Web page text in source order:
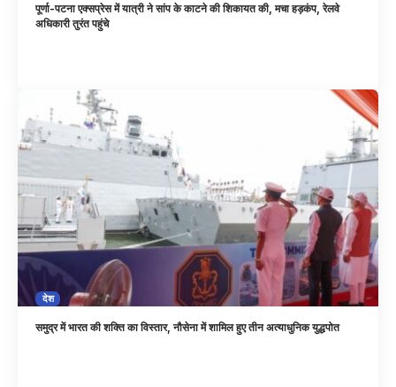
पूर्णा-पटना एक्सप्रेस में यात्री ने सांप के काटने की शिकायत की, मचा हड़कंप, रेलवे
अधिकारी तुरंत पहुंचे
देश
समुद्र में भारत की शक्ति का विस्तार, नौसेना में शामिल हुए तीन अत्याधुनिक युद्धपोत